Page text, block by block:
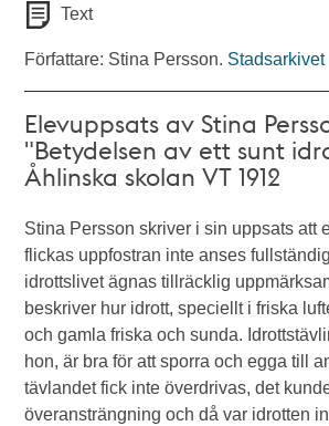
Text
Författare: Stina Persson. Stadsarkivet
Elevuppsats av Stina
"Betydelsen av ett sunt
Åhlinska skolan VT 1912
Stina Persson skriver i sin uppsats att
flickas uppfostran inte anses
idrottslivet ägnas tillräcklig
beskriver hur idrott, speciellt i friska
och gamla friska och sunda.
hon, är bra för att sporra och egga till
tävlandet fick inte överdrivas, det
överansträngning och då var idrotten